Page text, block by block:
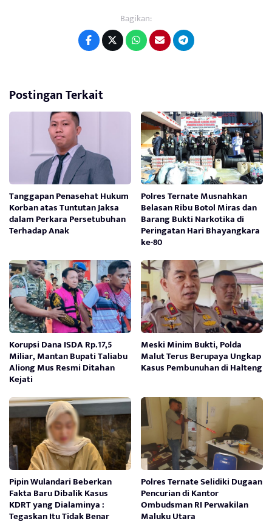
Bagikan:
Postingan Terkait
Tanggapan Penasehat Hukum
Korban atas Tuntutan Jaksa
dalam Perkara Persetubuhan
Terhadap Anak
Polres Ternate Musnahkan
Belasan Ribu Botol Miras dan
Barang Bukti Narkotika di
Peringatan Hari Bhayangkara
ke-80
Korupsi Dana ISDA Rp.17,5
Miliar, Mantan Bupati Taliabu
Aliong Mus Resmi Ditahan
Kejati
Meski Minim Bukti, Polda
Malut Terus Berupaya Ungkap
Kasus Pembunuhan di Halteng
Pipin Wulandari Beberkan
Fakta Baru Dibalik Kasus
KDRT yang Dialaminya :
Tegaskan Itu Tidak Benar
Polres Ternate Selidiki Dugaan
Pencurian di Kantor
Ombudsman RI Perwakilan
Maluku Utara